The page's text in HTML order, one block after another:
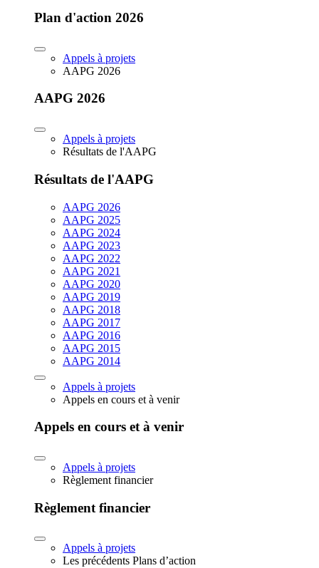
Plan d'action 2026
Appels à projets
AAPG 2026
AAPG 2026
Appels à projets
Résultats de l'AAPG
Résultats de l'AAPG
AAPG 2026
AAPG 2025
AAPG 2024
AAPG 2023
AAPG 2022
AAPG 2021
AAPG 2020
AAPG 2019
AAPG 2018
AAPG 2017
AAPG 2016
AAPG 2015
AAPG 2014
Appels à projets
Appels en cours et à venir
Appels en cours et à venir
Appels à projets
Règlement financier
Règlement financier
Appels à projets
Les précédents Plans d’action